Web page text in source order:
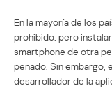
En la mayoría de los
prohibido, pero
smartphone de otra
penado. Sin embargo,
desarrollador de la